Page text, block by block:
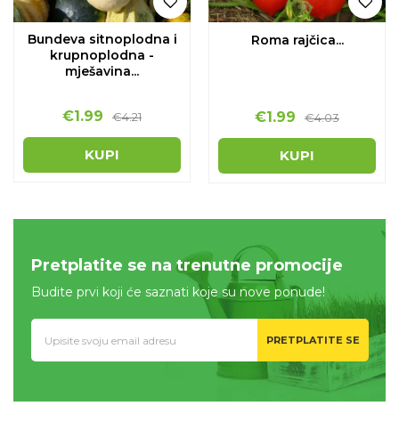
Bundeva sitnoplodna i
krupnoplodna -
mješavina...
€1.99 €4.21
KUPI
Roma rajčica...
€1.99 €4.03
KUPI
Pretplatite se na trenutne promocije
Budite prvi koji će saznati koje su nove ponude!
PRETPLATITE SE